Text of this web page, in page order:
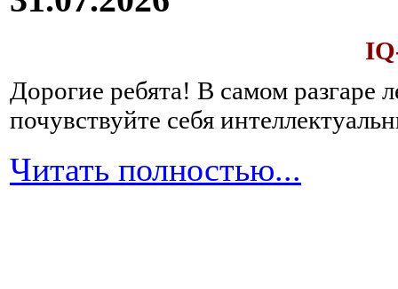
Дорогие ребята! В самом разгаре
почувствуйте себя
Читать полностью...